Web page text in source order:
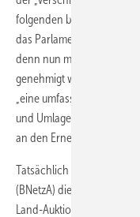
folgenden
das Parlament „sein
denn nun müssen auch
genehmigt werden,
„eine umfassende und
und Umlagen und eine
an den Erneuerbaren
Tatsächlich hat nach dem
(BNetzA) die
Land-Auktion als auch